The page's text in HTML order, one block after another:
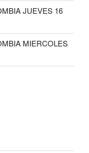
JUEVES 16
MIERCOLES